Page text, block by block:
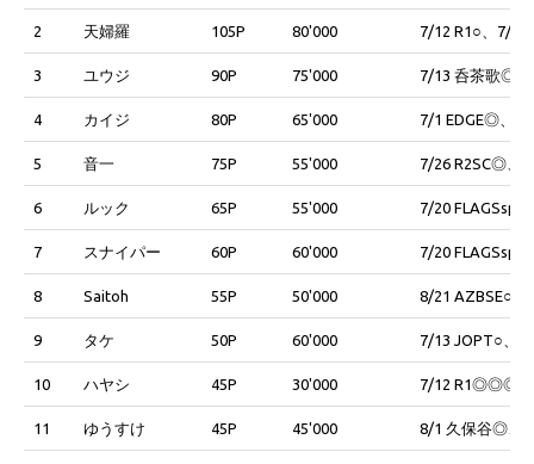
2 天婦羅 105P 80'000 7/12 R1○、7/
3 ユウジ 90P 75'000 7/13 呑茶歌◎、
4 カイジ 80P 65'000 7/1 EDGE◎、7/
5 音一 75P 55'000 7/26 R2SC◎、
6 ルック 65P 55'000 7/20
7 スナイパー 60P 60'000 7/20
8 Saitoh 55P 50'000 8/21 AZBSE○
9 タケ 50P 60'000 7/13 JOPT○、
10 ハヤシ 45P 30'000 7/12 R1◎◎◎、
11 ゆうすけ 45P 45'000 8/1 久保谷◎、